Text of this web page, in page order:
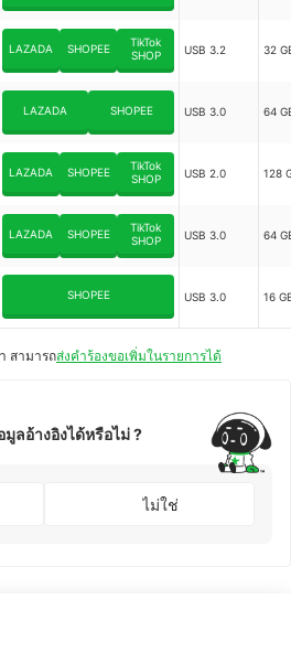
LAZADA SHOPEE
TikTok
SHOP
USB 3.2 32
LAZADA SHOPEE USB 3.0 64
LAZADA SHOPEE
TikTok
SHOP
USB 2.0 128
LAZADA SHOPEE
TikTok
SHOP
USB 3.0 64
SHOPEE USB 3.0 16
สามารถส่งคำร้องขอเพิ่มในรายการได้
ลอ้างอิงได้หรือไม่ ?
ไม่ใช่